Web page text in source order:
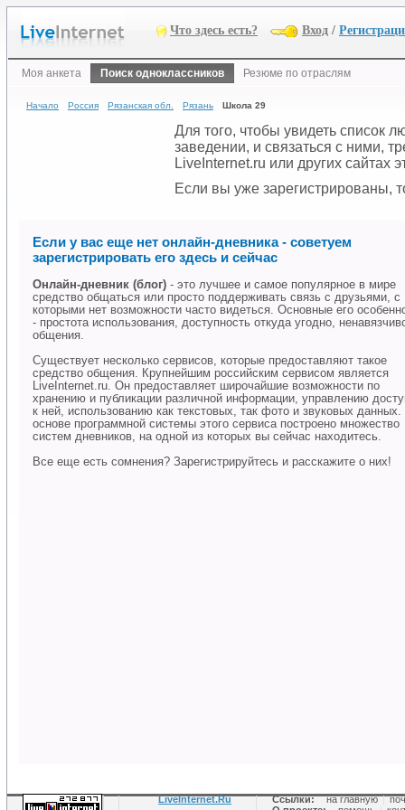
Что здесь есть? Вход /
Моя анкета Поиск одноклассников Резюме по отраслям
Начало Россия Рязанская обл. Рязань Школа 29
Для того, чтобы увидеть список
заведении, и связаться с ними,
LiveInternet.ru или других сайтах
Если вы уже зарегистрированы,
Если у вас еще нет онлайн-дневника - советуем
зарегистрировать его здесь и сейчас
Онлайн-дневник (блог) - это лучшее и самое популярное в мире
средство общаться или просто поддерживать связь с друзьями, с
которыми нет возможности часто видеться. Основные его
- простота использования, доступность откуда угодно,
общения.
Существует несколько сервисов, которые предоставляют такое
средство общения. Крупнейшим российским сервисом является
LiveInternet.ru. Он предоставляет широчайшие возможности по
хранению и публикации различной информации, управлению
к ней, использованию как текстовых, так фото и звуковых
основе программной системы этого сервиса построено множество
систем дневников, на одной из которых вы сейчас находитесь.
Все еще есть сомнения? Зарегистрируйтесь и расскажите о них!
LiveInternet.Ru Ссылки: на главную |